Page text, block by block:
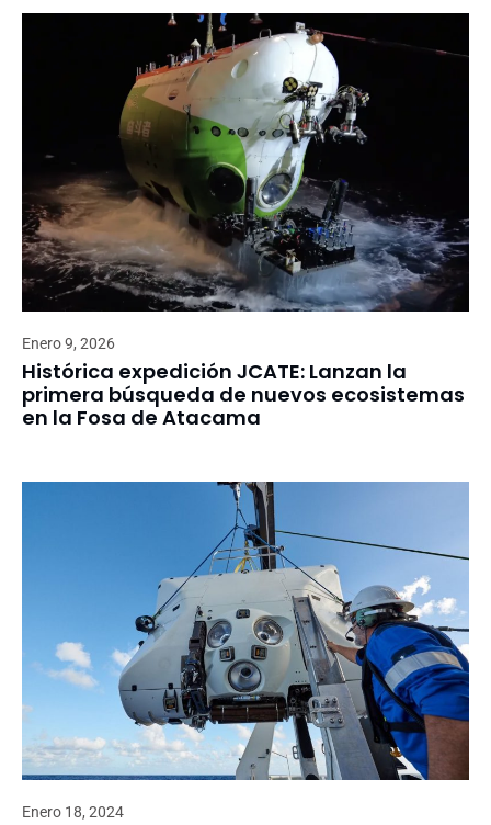
Enero 9, 2026
Histórica expedición JCATE: Lanzan la
primera búsqueda de nuevos ecosistemas
en la Fosa de Atacama
Enero 18, 2024